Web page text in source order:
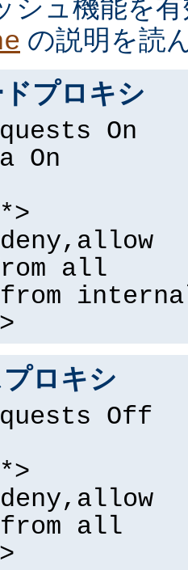
シュ機能を
の説明を読
プロキシ
On
On
all
ロキシ
Off
all